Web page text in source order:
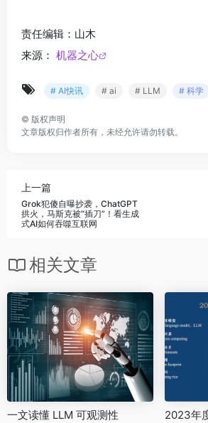
责任编辑：山木
来源： 机器之心
# AI快讯 # ai # LLM # 科学
© 版权声明
文章版权归作者所有，未经允许请勿转载。
上一篇
Grok犯傻自曝抄袭，ChatGPT
拱火，马斯克被“插刀”！看生成
式AI如何吞噬互联网
相关文章
一文读懂 LLM 可观测性 2023年